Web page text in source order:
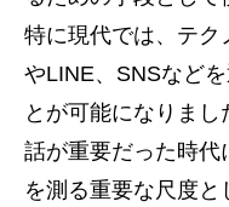
特に現代では、テ
やLINE、SNSなど
とが可能になりま
話が重要だった時代
を測る重要な尺度